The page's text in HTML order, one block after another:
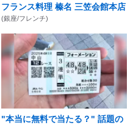
フランス料理 榛名 三笠会館本店
(銀座/フレンチ)
"本当に無料で当たる？" 話題の